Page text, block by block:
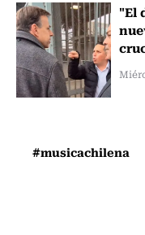
"El
#musicachilena